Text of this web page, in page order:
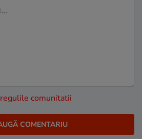
regulile comunitatii